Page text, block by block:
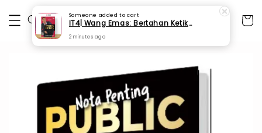
Someone added to cart
IT4| Wang Emas: Bertahan Ketika Gawat (SM 124)
2 minutes ago